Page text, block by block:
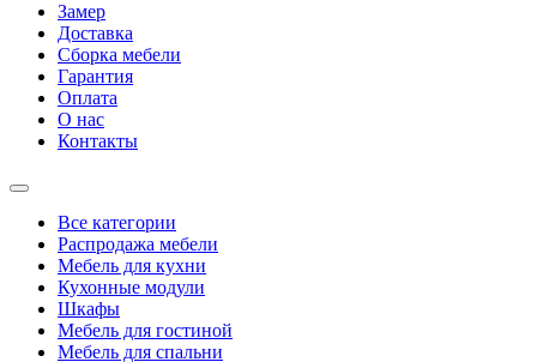
Замер
Доставка
Сборка мебели
Гарантия
Оплата
О нас
Контакты
Все категории
Распродажа мебели
Мебель для кухни
Кухонные модули
Шкафы
Мебель для гостиной
Мебель для спальни